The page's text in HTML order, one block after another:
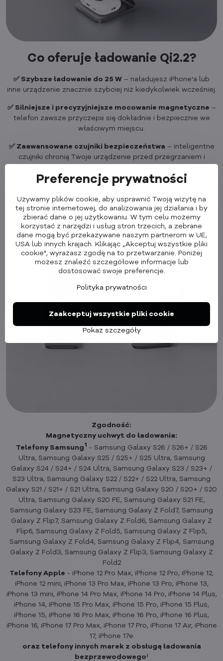
Co oferuje ładowanie Qi2.2?
✅ Szybsze ładowanie do 25 W – naładujesz iPhone'a lub
inne urządzenie znacznie szybciej niż kiedykolwiek wcześniej.
✅ Silniejsze i precyzyjniejsze mocowanie magnetyczne –
telefon zawsze przyczepи się dokładnie i bezpiecznie we
właściwym miejscu.
✅ Zaawansowane czujniki bezpieczeństwa – inteligentne
czujniki chronią Twoje urządzenie przed przegrzaniem i
✅ Pełna kompatybilność wsteczna
starszymi urządzeniami obsługującymi Qi.
Zgodność:
Magnetyczny uchwyt do ładowania:
Telefony Samsung1
- Samsung Galaxy S26 / S26+ / S26
Ultra, Samsung Galaxy S25 / S25+ / S25 Ultra, Samsung
Galaxy S24 / S24+ / S24 Ultra, Samsung Galaxy S23 / S23+ /
S23 Ultra, Samsung Galaxy S22 / S22+ / S22 Ultra, Samsung
Galaxy S21 / S21+ / S21 Ultra, Samsung Galaxy S20 / S20+ / S20
Ultra, Samsung Galaxy S20 FE, Samsung Galaxy S21 FE,
Samsung Galaxy S23 FE, Samsung Galaxy Z Fold7, Samsung
Galaxy Z Flip7, Samsung Galaxy Z Fold6, Samsung Galaxy Z
Flip6, Samsung Galaxy Z Fold5, Samsung Galaxy Z Flip5,
Samsung Galaxy Z Fold4, Samsung Galaxy Z Flip4, Samsung
Galaxy Z Fold3, Samsung Galaxy Z Flip3, Samsung Galaxy Z
Fold2
Telefony Apple - iPhone 12 Pro Max, iPhone 12 Pro, iPhone 12,
iPhone 12 mini, iPhone 13 Pro Max, iPhone 13 Pro, iPhone 13,
iPhone 13 mini, iPhone 14 Pro Max, iPhone 14 Pro, iPhone 14 Plus,
iPhone 14, iPhone 15 Pro Max, iPhone 15 Pro, iPhone 15 Plus,
iPhone 15, iPhone 16 Pro Max, iPhone 16 Pro, iPhone 16 Plus,
iPhone 16, iPhone 17 Pro Max, iPhone 17 Pro, iPhone 17 Air, iPhone
17, iPhone 17e
oraz telefony innych marek z obsługą ładowania
bezprzewodowego¹
Preferencje prywatności
Używamy plików cookie, aby usprawnić Twoją wizytę na
tej stronie internetowej, do analizowania jej działania i by
zbierać dane o jej użytkowaniu. W tym celu możemy
korzystać z narzędzi i usług stron trzecich, a zebrane
dane mogą być przekazywane naszym partnerom w UE,
USA lub innych krajach. Klikając „Akceptuj wszystkie pliki
cookie", wyrażasz zgodę na to przetwarzanie. Poniżej
możesz znaleźć szczegółowe informacje lub
dostosować swoje preferencje.
Polityka prywatności
Pokaż szczegóły
Zaakceptuj wszystkie pliki cookie